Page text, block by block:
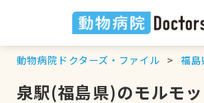
動物病院ドクターズ・ファイル 福島
泉駅(福島県)のモルモ